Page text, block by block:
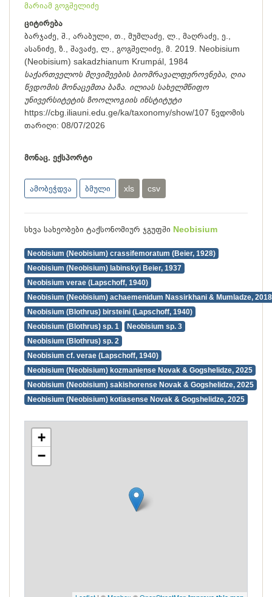
მარიამ გოგშელიძე
ციტირება
ბარჯაძე, შ., არაბული, თ., მუმლაძე, ლ., მაღრაძე, ე.,
ასანიძე, ზ., შავაძე, ლ., გოგშელიძე, მ. 2019. Neobisium
(Neobisium) sakadzhianum Krumpál, 1984
საქართველოს მღვიმეების ბიომრავალფეროვნება, ღია
წვდომის მონაცემთა ბაზა. ილიას სახელმწიფო
უნივერსიტეტის ზოოლოგიის ინსტიტუტი
https://cbg.iliauni.edu.ge/ka/taxonomy/show/107 წვდომის
თარიღი: 08/07/2026
მონაც. ექსპორტი
ამობეჭდვა ბმული xls csv
სხვა სახეობები ტაქსონომიურ ჯგუფში Neobisium
Neobisium (Neobisium) crassifemoratum (Beier, 1928)
Neobisium (Neobisium) labinskyi Beier, 1937
Neobisium verae (Lapschoff, 1940)
Neobisium (Neobisium) achaemenidum Nassirkhani & Mumladze, 2018
Neobisium (Blothrus) birsteini (Lapschoff, 1940)
Neobisium (Blothrus) sp. 1
Neobisium sp. 3
Neobisium (Blothrus) sp. 2
Neobisium cf. verae (Lapschoff, 1940)
Neobisium (Neobisium) kozmaniense Novak & Gogshelidze, 2025
Neobisium (Neobisium) sakishorense Novak & Gogshelidze, 2025
Neobisium (Neobisium) kotiasense Novak & Gogshelidze, 2025
+
−